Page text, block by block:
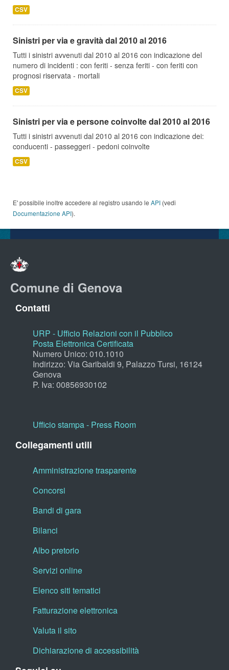
CSV
Sinistri per via e gravità dal 2010 al 2016
Tutti i sinistri avvenuti dal 2010 al 2016 con indicazione del
numero di incidenti : con feriti - senza feriti - con feriti con
prognosi riservata - mortali
CSV
Sinistri per via e persone coinvolte dal 2010 al 2016
Tutti i sinistri avvenuti dal 2010 al 2016 con indicazione dei:
conducenti - passeggeri - pedoni coinvolte
CSV
E' possibile inoltre accedere al registro usando le API (vedi
Documentazione API).
Comune di Genova
Contatti
URP - Ufficio Relazioni con il Pubblico
Posta Elettronica Certificata
Numero Unico: 010.1010
Indirizzo: Via Garibaldi 9, Palazzo Tursi, 16124
Genova
P. Iva: 00856930102
Ufficio stampa - Press Room
Collegamenti utili
Amministrazione trasparente
Concorsi
Bandi di gara
Bilanci
Albo pretorio
Servizi online
Elenco siti tematici
Fatturazione elettronica
Valuta il sito
Dichiarazione di accessibilità